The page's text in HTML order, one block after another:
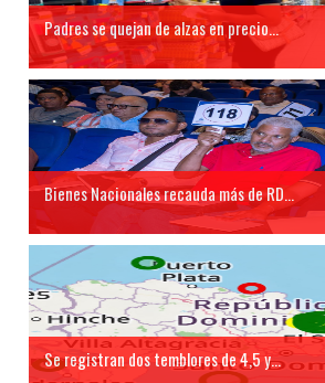
Padres se quejan de alzas en precio...
Bienes Nacionales recauda más de RD...
Se registran dos temblores de 4,5 y...